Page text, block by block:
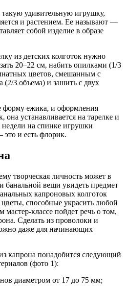
удивительную игрушку,
и растением. Ее называют —
собой изделие в образе
из детских колготок нужно
20–22 см, набить опилками (1/3
цветов, смешанным с
(2/3 объема) и зашить с двух
форму ежика, и оформления
она устанавливается на тарелке и
недели на спинке игрушки
это и есть флорик.
творческая личность может в
вещи увидеть предмет
капроновых колготок
способные украсить любой
классе пойдет речь о том,
Сделать из проволоки и
даже для начинающих
капрона понадобится следующий
(фото 1):
диаметром от 17 до 75 мм;